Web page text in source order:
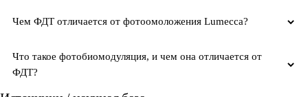
Чем ФДТ отличается от фотоомоложения Lumecca?
Что такое фотобиомодуляция, и чем она отличается от
ФДТ?